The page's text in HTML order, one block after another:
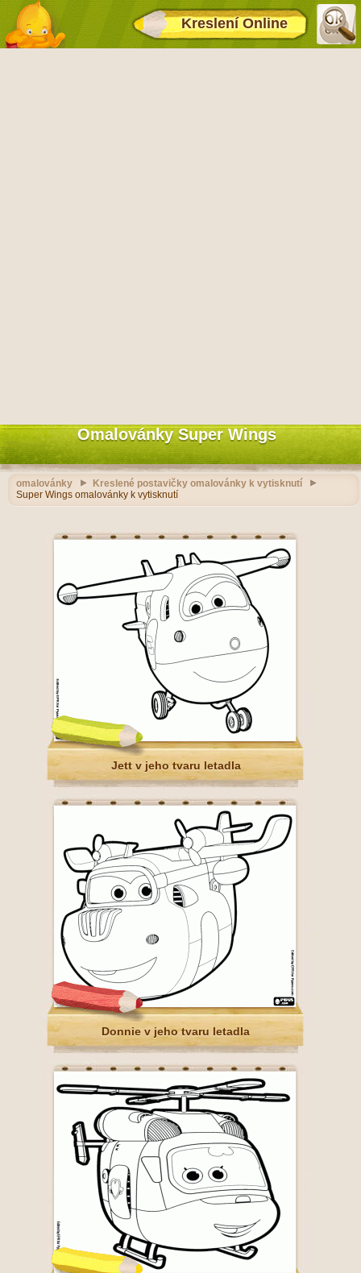
Kreslení Online
Omalovánky Super Wings
omalovánky
Kreslené postavičky omalovánky k vytisknutí
Super Wings omalovánky k vytisknutí
Jett v jeho tvaru letadla
Donnie v jeho tvaru letadla